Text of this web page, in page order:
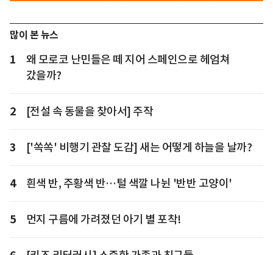
많이 본 뉴스
1
왜 모로코 난민들은 떼 지어 스페인으로 헤엄쳐
갔을까?
2 [전설 속 동물을 찾아서] 주작
3 ['쏙쏙' 비행기 관찰 도감] 새는 어떻게 하늘을 날까?
4 흰색 반, 주황색 반…털 색깔 나뉜 '반반 고양이'
5 먼지 구름에 가려졌던 아기 별 포착!